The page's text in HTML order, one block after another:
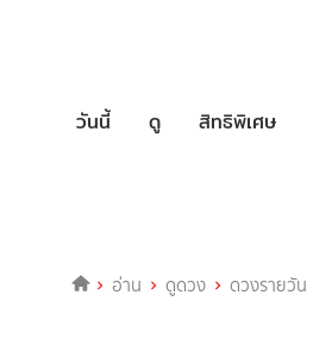
วันนี้ ดู สิทธิพิเศษ
อ่าน ดูดวง ดวงรายวัน